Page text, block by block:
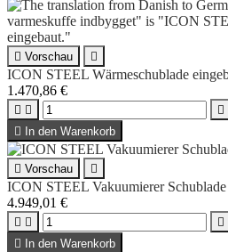
 Vorschau 
ICON STEEL Wärmeschublade
1.470,86 €
  

In den Warenkorb
 Vorschau 
ICON STEEL Vakuumierer Schublade
4.949,01 €
  

In den Warenkorb